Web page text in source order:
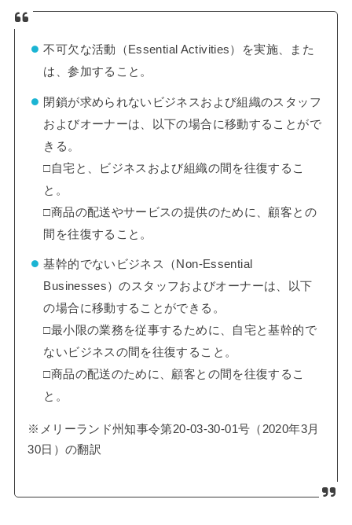
不可欠な活動（Essential Activities）を実施、また
は、参加すること。
閉鎖が求められないビジネスおよび組織のスタッフ
およびオーナーは、以下の場合に移動することがで
きる。
□自宅と、ビジネスおよび組織の間を往復するこ
と。
□商品の配送やサービスの提供のために、顧客との
間を往復すること。
基幹的でないビジネス（Non-Essential
Businesses）のスタッフおよびオーナーは、以下
の場合に移動することができる。
□最小限の業務を従事するために、自宅と基幹的で
ないビジネスの間を往復すること。
□商品の配送のために、顧客との間を往復するこ
と。
※メリーランド州知事令第20-03-30-01号（2020年3月
30日）の翻訳